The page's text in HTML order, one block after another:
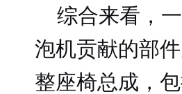
综合来看，
泡机贡献的部
整座椅总成，